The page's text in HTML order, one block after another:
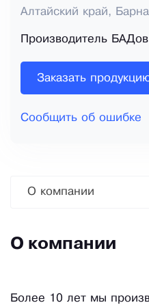
Алтайский край,
Производитель БАДов
Заказать
Сообщить об ошибке
О компании
О компании
Более 10 лет мы